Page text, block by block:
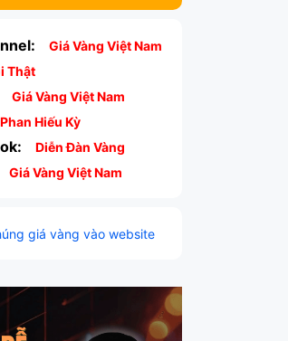
Giá Vàng Việt Nam
Thật
Giá Vàng Việt Nam
Phan Hiếu Kỳ
Diễn Đàn Vàng
Giá Vàng Việt Nam
giá vàng vào website